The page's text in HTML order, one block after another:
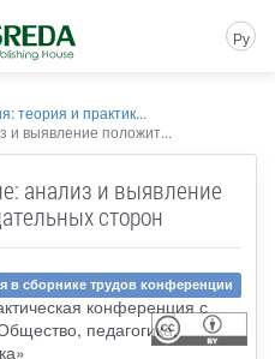
Ру
теория и практик...
и выявление положит...
анализ и выявление
сторон
в сборнике трудов конференции